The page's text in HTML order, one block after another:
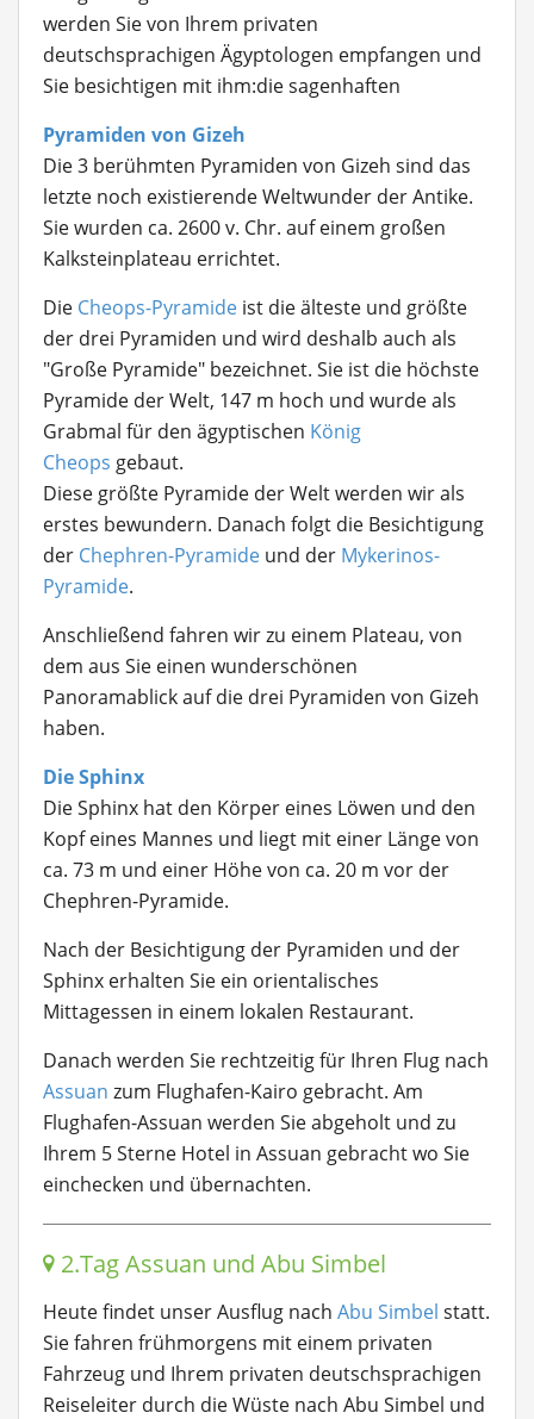
werden Sie von Ihrem privaten
deutschsprachigen Ägyptologen empfangen und
Sie besichtigen mit ihm:die sagenhaften
Pyramiden von Gizeh
Die 3 berühmten Pyramiden von Gizeh sind das
letzte noch existierende Weltwunder der Antike.
Sie wurden ca. 2600 v. Chr. auf einem großen
Kalksteinplateau errichtet.
Die Cheops-Pyramide ist die älteste und größte
der drei Pyramiden und wird deshalb auch als
"Große Pyramide" bezeichnet. Sie ist die höchste
Pyramide der Welt, 147 m hoch und wurde als
Grabmal für den ägyptischen König
Cheops gebaut.
Diese größte Pyramide der Welt werden wir als
erstes bewundern. Danach folgt die Besichtigung
der Chephren-Pyramide und der Mykerinos-
Pyramide.
Anschließend fahren wir zu einem Plateau, von
dem aus Sie einen wunderschönen
Panoramablick auf die drei Pyramiden von Gizeh
haben.
Die Sphinx
Die Sphinx hat den Körper eines Löwen und den
Kopf eines Mannes und liegt mit einer Länge von
ca. 73 m und einer Höhe von ca. 20 m vor der
Chephren-Pyramide.
Nach der Besichtigung der Pyramiden und der
Sphinx erhalten Sie ein orientalisches
Mittagessen in einem lokalen Restaurant.
Danach werden Sie rechtzeitig für Ihren Flug nach
Assuan zum Flughafen-Kairo gebracht. Am
Flughafen-Assuan werden Sie abgeholt und zu
Ihrem 5 Sterne Hotel in Assuan gebracht wo Sie
einchecken und übernachten.
2.Tag Assuan und Abu Simbel
Heute findet unser Ausflug nach Abu Simbel statt.
Sie fahren frühmorgens mit einem privaten
Fahrzeug und Ihrem privaten deutschsprachigen
Reiseleiter durch die Wüste nach Abu Simbel und